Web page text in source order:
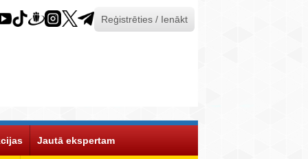
Reģistrēties / Ienākt
Jautā ekspertam